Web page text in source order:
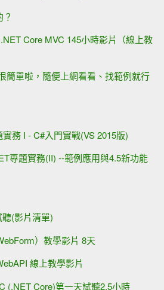
Core MVC 145小時影片（線上教
簡單啦，隨便上網看看、找範例就行
務 I - C#入門實戰(VS 2015版)
專題實務(II) --範例應用與4.5新功能
(影片清單)
）教學影片 8天
線上教學影片
(.NET Core)第一天試聽2.5小時